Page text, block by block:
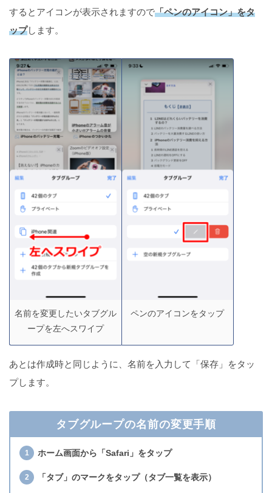
するとアイコンが表示されますので「ペンのアイコン」をタ
ップします。
名前を変更したいタブグル
ープを左へスワイプ
ペンのアイコンをタップ
あとは作成時と同じように、名前を入力して「保存」をタッ
プします。
タブグループの名前の変更手順
ホーム画面から「Safari」をタップ
「タブ」のマークをタップ（タブ一覧を表示）